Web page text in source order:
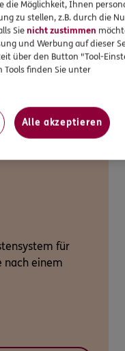
für
nach einem
die Möglichkeit, Ihnen
zu stellen, z.B. durch die
Sienicht zustimmen
und Werbung auf dieser
über den Button "Tool-
Tools finden Sie unter
Alle akzeptieren